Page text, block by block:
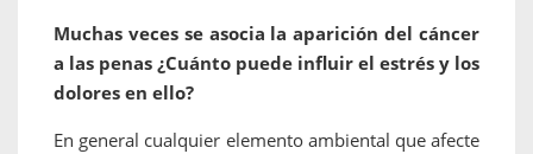
Muchas veces se asocia la aparición del cáncer
a las penas ¿Cuánto puede influir el estrés y los
dolores en ello?
En general cualquier elemento ambiental que afecte